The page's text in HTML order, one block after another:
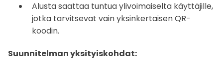
Alusta saattaa tuntua ylivoimaiselta käyttäjille,
jotka tarvitsevat vain yksinkertaisen QR-
koodin.
Suunnitelman yksityiskohdat: